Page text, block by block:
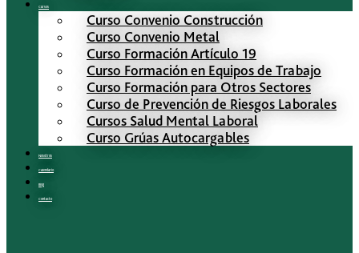
Cursos
Curso Convenio Construcción
Curso Convenio Metal
Curso Formación Artículo 19
Curso Formación en Equipos de Trabajo
Curso Formación para Otros Sectores
Curso de Prevención de Riesgos Laborales
Cursos Salud Mental Laboral
Curso Grúas Autocargables
Nosotros
Calendario
Blog
Contacto